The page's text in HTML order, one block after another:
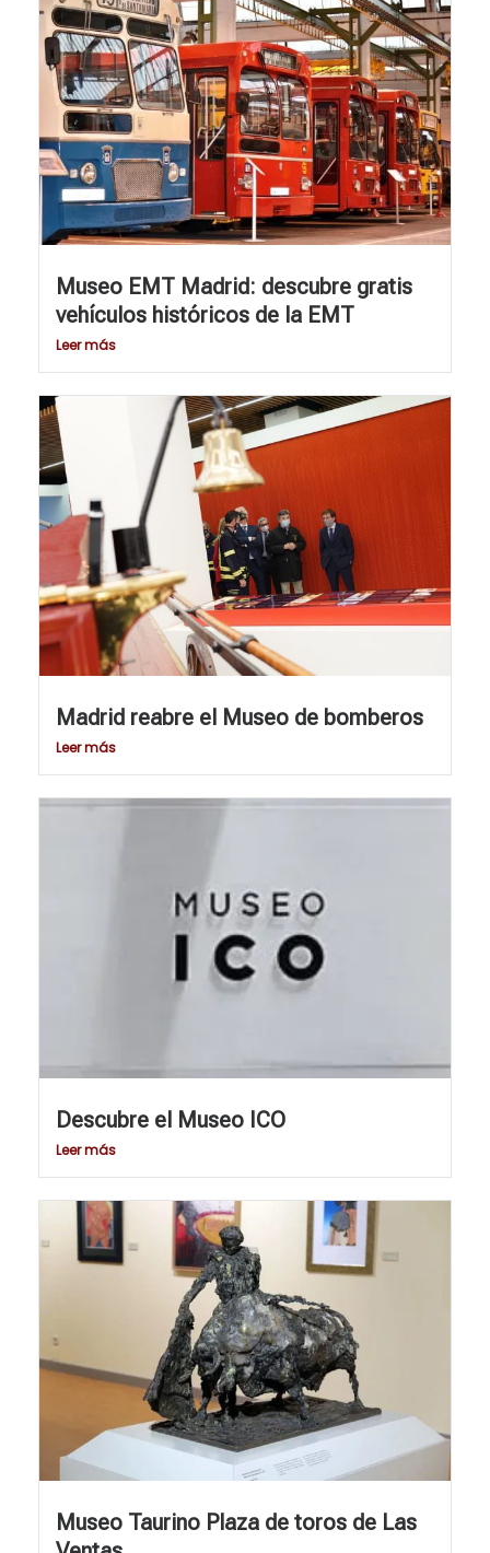
Museo EMT Madrid: descubre gratis
vehículos históricos de la EMT
Leer más
Madrid reabre el Museo de bomberos
Leer más
Descubre el Museo ICO
Leer más
Museo Taurino Plaza de toros de Las